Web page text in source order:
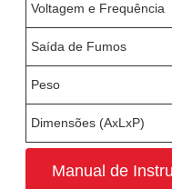
Voltagem e Frequência
Saída de Fumos
Peso
Dimensões (AxLxP)
Manual de